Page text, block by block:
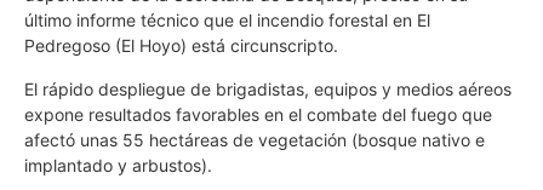
último informe técnico que el incendio forestal en El
Pedregoso (El Hoyo) está circunscripto.
El rápido despliegue de brigadistas, equipos y medios aéreos
expone resultados favorables en el combate del fuego que
afectó unas 55 hectáreas de vegetación (bosque nativo e
implantado y arbustos).